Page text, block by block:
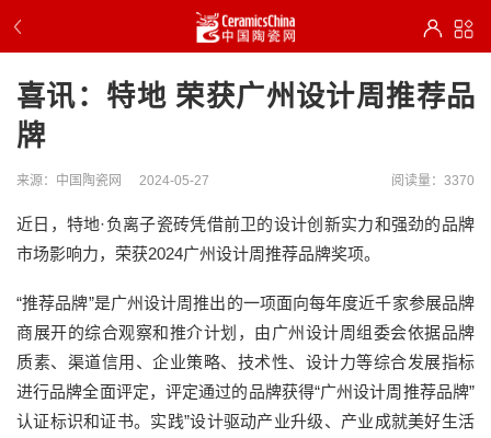
喜讯：特地 荣获广州设计周推荐品
牌
来源：中国陶瓷网 2024-05-27 阅读量：3370
近日，特地·负离子瓷砖凭借前卫的设计创新实力和强劲的品牌
市场影响力，荣获2024广州设计周推荐品牌奖项。
“推荐品牌”是广州设计周推出的一项面向每年度近千家参展品牌
商展开的综合观察和推介计划，由广州设计周组委会依据品牌
质素、渠道信用、企业策略、技术性、设计力等综合发展指标
进行品牌全面评定，评定通过的品牌获得“广州设计周推荐品牌”
认证标识和证书。实践”设计驱动产业升级、产业成就美好生活